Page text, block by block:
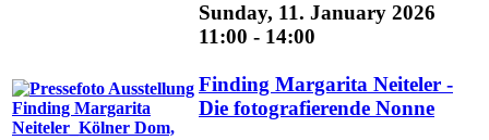
Sunday, 11. January 2026
11:00 - 14:00
Finding Margarita Neiteler -
Die fotografierende Nonne